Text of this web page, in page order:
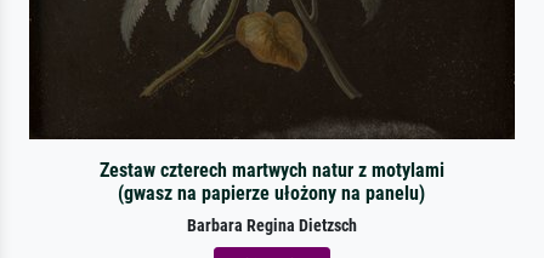
Zestaw czterech martwych natur z motylami
(gwasz na papierze ułożony na panelu)
Barbara Regina Dietzsch